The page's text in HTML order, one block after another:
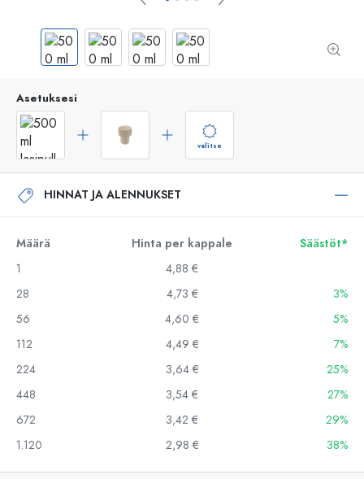
Asetuksesi
valitse
HINNAT JA ALENNUKSET
Määrä Hinta per kappale
Säästöt*
1
4,88 €
28
4,73 €
3%
56
4,60 €
5%
112
4,49 €
7%
224
3,64 €
25%
448
3,54 €
27%
672
3,42 €
29%
1.120
2,98 € 38%